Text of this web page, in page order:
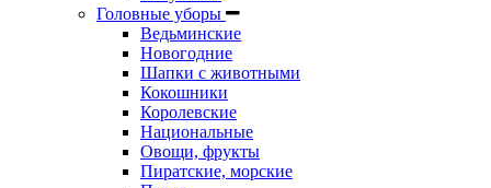
Головные уборы
Ведьминские
Новогодние
Шапки с животными
Кокошники
Королевские
Национальные
Овощи, фрукты
Пиратские, морские